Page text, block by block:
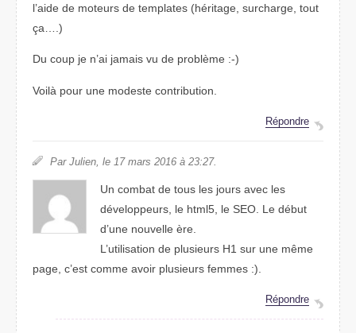
l’aide de moteurs de templates (héritage, surcharge, tout
ça….)
Du coup je n’ai jamais vu de problème :-)
Voilà pour une modeste contribution.
Répondre
Par Julien, le 17 mars 2016 à 23:27.
Un combat de tous les jours avec les
développeurs, le html5, le SEO. Le début
d’une nouvelle ère.
L’utilisation de plusieurs H1 sur une même
page, c’est comme avoir plusieurs femmes :).
Répondre